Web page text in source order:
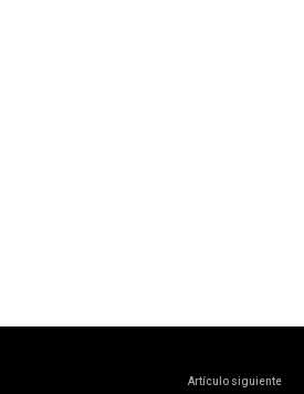
Artículo siguiente